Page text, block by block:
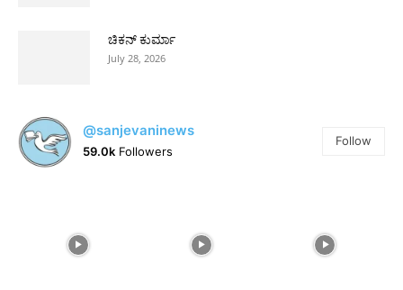
ಚಿಕನ್ ಕುರ್ಮಾ
July 28, 2026
@sanjevaninews
59.0k Followers
Follow